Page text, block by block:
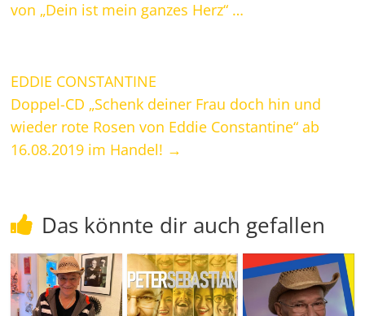
von „Dein ist mein ganzes Herz“ …
EDDIE CONSTANTINE
Doppel-CD „Schenk deiner Frau doch hin und
wieder rote Rosen von Eddie Constantine“ ab
16.08.2019 im Handel! →
Das könnte dir auch gefallen